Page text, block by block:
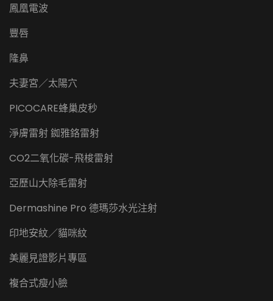
鳳凰電波
豐唇
隆鼻
夫妻宮／太陽穴
PICOCARE蜂巢皮秒
淨膚雷射 銣雅鉻雷射
CO2二氧化碳-飛梭雷射
亞歷山大除毛雷射
Dermashine Pro 德瑪莎水光注射
印地安紋／貓咪紋
美麗見證影片專區
複合式瘦小臉